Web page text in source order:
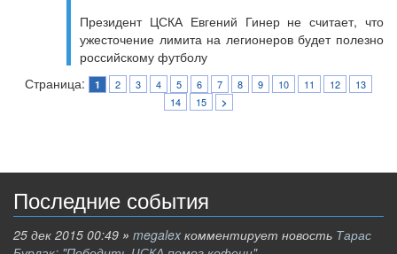
Президент ЦСКА Евгений Гинер не считает, что
ужесточение лимита на легионеров будет полезно
российскому футболу
Страница:
1 2 3 4 5 6 7 8 9 10 11 12
13
14
15 >
Последние события
25 дек 2015 00:49 » megalex комментирует новость Тарас